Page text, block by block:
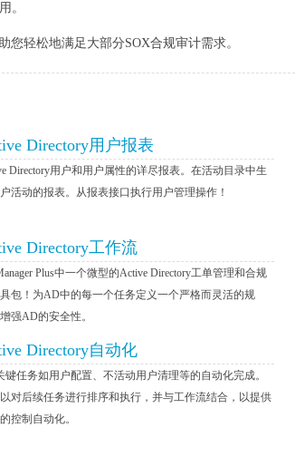
。
您轻松地满足大部分SOX合规审计需求。
Directory用户报表
Directory用户和用户属性的详尽报表。在活动目录中生
活动的报表。从报表接口执行用户管理操作！
Directory工作流
Plus中一个微型的Active Directory工单管理和合规
包！为AD中的每一个任务定义一个严格而灵活的规
强AD的安全性。
Directory自动化
键任务如用户配置、不活动用户清理等的自动化完成。
对后续任务进行排序和执行，并与工作流结合，以提供
控制自动化。